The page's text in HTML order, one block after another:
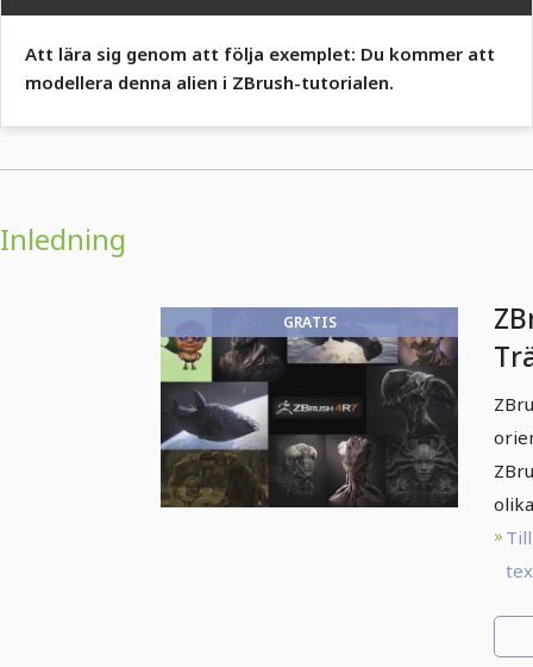
Att lära sig genom att följa exemplet: Du kommer att
modellera denna alien i ZBrush-tutorialen.
Inledning
GRATIS
Till